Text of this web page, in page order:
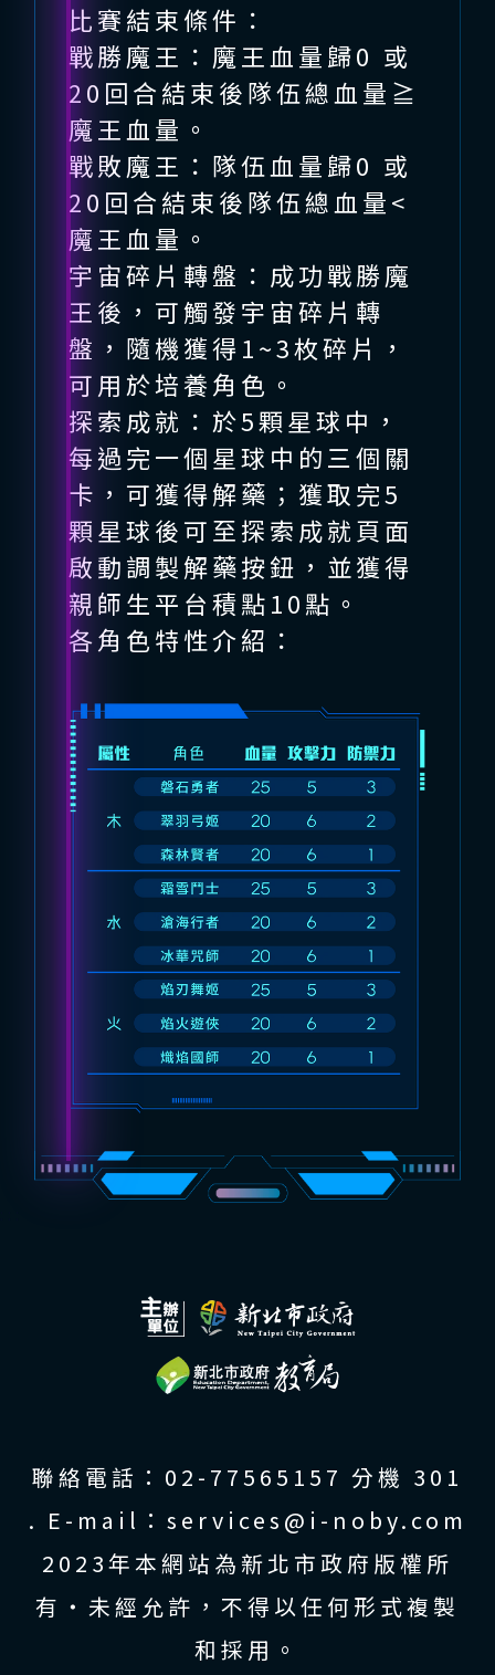
比賽結束條件：
戰勝魔王：魔王血量歸0 或
20回合結束後隊伍總血量≧
魔王血量。
戰敗魔王：隊伍血量歸0 或
20回合結束後隊伍總血量<
魔王血量。
宇宙碎片轉盤：成功戰勝魔
王後，可觸發宇宙碎片轉
盤，隨機獲得1~3枚碎片，
可用於培養角色。
探索成就：於5顆星球中，
每過完一個星球中的三個關
卡，可獲得解藥；獲取完5
顆星球後可至探索成就頁面
啟動調製解藥按鈕，並獲得
親師生平台積點10點。
各角色特性介紹：
聯絡電話：02-77565157 分機 301
. E-mail：services@i-noby.com
2023年本網站為新北市政府版權所
有‧未經允許，不得以任何形式複製
和採用。